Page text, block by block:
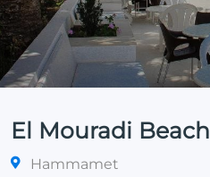
El Mouradi Beach
Hammamet